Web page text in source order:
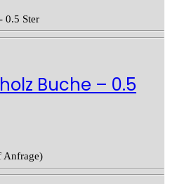
Buche – 0.5